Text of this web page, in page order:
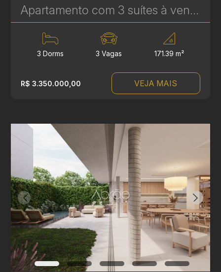
Apartamento com 3 suítes à venda no Edifício Casamia - 171,39 m² | Ref.1769
3 Dorms 3 Vagas 171.39 m²
R$ 3.350.000,00 VEJA MAIS